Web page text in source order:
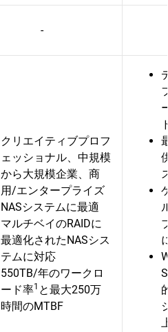
-
クリエイティブプロフ
ェッショナル、中規模
から大規模企業、商
用/エンタープライズ
NASシステムに最適
マルチベイのRAIDに
最適化されたNASシス
テムに対応
550TB/年のワークロ
ード率1 と最大250万
時間のMTBF